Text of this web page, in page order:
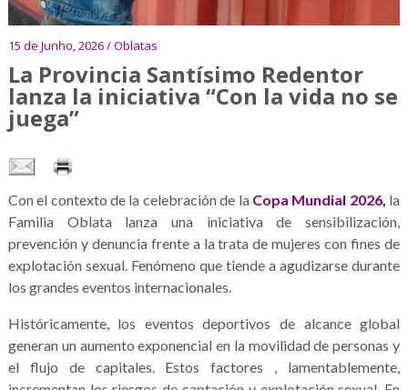
15 de Junho, 2026 / Oblatas
La Provincia Santísimo Redentor
lanza la iniciativa “Con la vida no se
juega”
Con el contexto de la celebración de la Copa Mundial 2026, la
Familia Oblata lanza una iniciativa de sensibilización,
prevención y denuncia frente a la trata de mujeres con fines de
explotación sexual. Fenómeno que tiende a agudizarse durante
los grandes eventos internacionales.
Históricamente, los eventos deportivos de alcance global
generan un aumento exponencial en la movilidad de personas y
el flujo de capitales. Estos factores , lamentablemente,